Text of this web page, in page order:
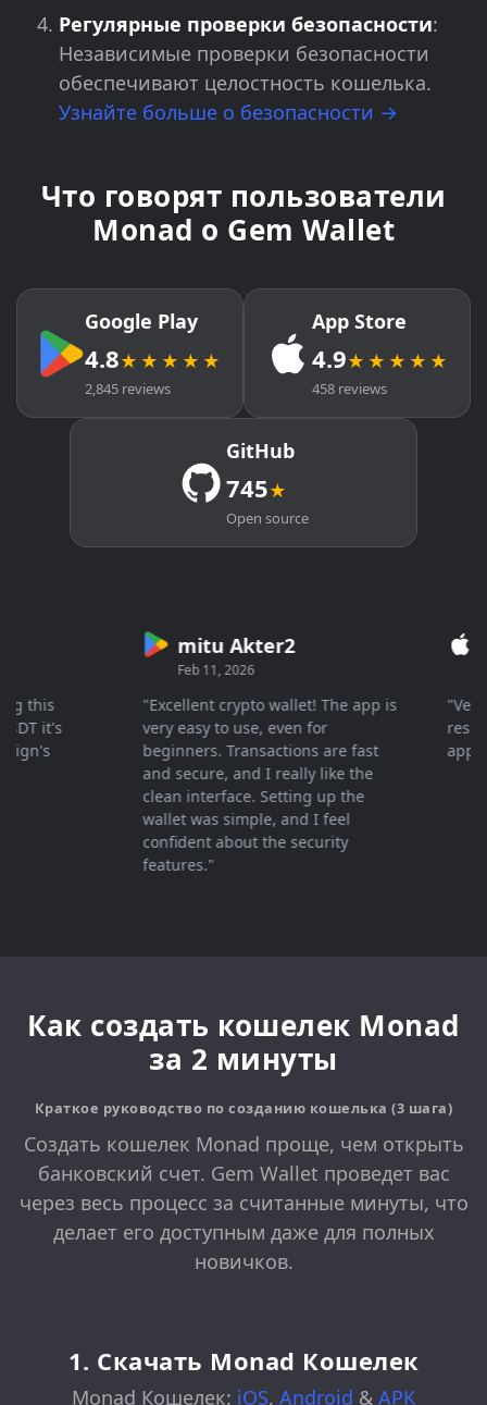
Регулярные проверки безопасности:
Независимые проверки безопасности
обеспечивают целостность кошелька.
Узнайте больше о безопасности →
Что говорят пользователи
Monad о Gem Wallet
Google Play
4.8★★★★★
2,845 reviews
App Store
4.9★★★★★
458 reviews
GitHub
745★
Open source
it's
mitu Akter2
Feb 11, 2026
"Excellent crypto wallet! The app is
very easy to use, even for
beginners. Transactions are fast
and secure, and I really like the
clean interface. Setting up the
wallet was simple, and I feel
confident about the security
features."
"Very
Как создать кошелек Monad
за 2 минуты
Краткое руководство по созданию кошелька (3 шага)
Создать кошелек Monad проще, чем открыть
банковский счет. Gem Wallet проведет вас
через весь процесс за считанные минуты, что
делает его доступным даже для полных
новичков.
1. Скачать Monad Кошелек
Monad Кошелек: iOS, Android & APK